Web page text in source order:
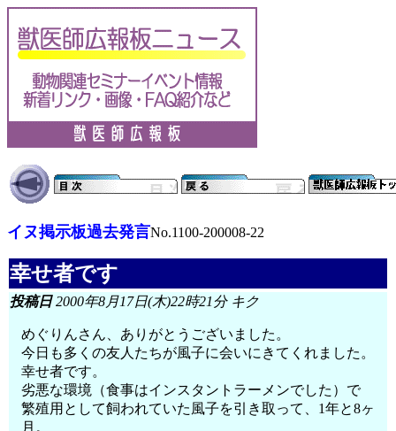
イヌ掲示板過去発言No.1100-200008-22
幸せ者です
投稿日2000年8月17日(木)22時21分 キク
めぐりんさん、ありがとうございました。
今日も多くの友人たちが風子に会いにきてくれました。
幸せ者です。
劣悪な環境（食事はインスタントラーメンでした）で
繁殖用として飼われていた風子を引き取って、1年と8ヶ
月。